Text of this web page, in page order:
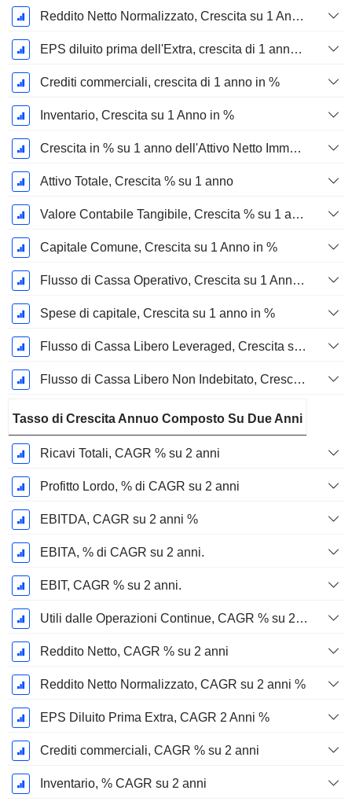
Reddito Netto Normalizzato, Crescita su 1 Anno in %
EPS diluito prima dell'Extra, crescita di 1 anno %
Crediti commerciali, crescita di 1 anno in %
Inventario, Crescita su 1 Anno in %
Crescita in % su 1 anno dell'Attivo Netto Immobilizzato Materiale
Attivo Totale, Crescita % su 1 anno
Valore Contabile Tangibile, Crescita % su 1 anno
Capitale Comune, Crescita su 1 Anno in %
Flusso di Cassa Operativo, Crescita su 1 Anno in %
Spese di capitale, Crescita su 1 anno in %
Flusso di Cassa Libero Leveraged, Crescita su 1 Anno %
Flusso di Cassa Libero Non Indebitato, Crescita su 1 Anno %
Tasso di Crescita Annuo Composto Su Due Anni
Ricavi Totali, CAGR % su 2 anni
Profitto Lordo, % di CAGR su 2 anni
EBITDA, CAGR su 2 anni %
EBITA, % di CAGR su 2 anni.
EBIT, CAGR % su 2 anni.
Utili dalle Operazioni Continue, CAGR % su 2 anni
Reddito Netto, CAGR % su 2 anni
Reddito Netto Normalizzato, CAGR su 2 anni %
EPS Diluito Prima Extra, CAGR 2 Anni %
Crediti commerciali, CAGR % su 2 anni
Inventario, % CAGR su 2 anni